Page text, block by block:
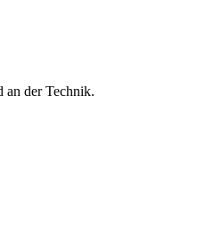
an der Technik.